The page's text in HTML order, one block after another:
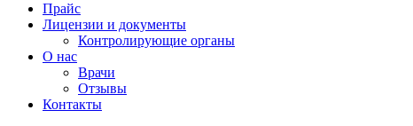
Прайс
Лицензии и документы
Контролирующие органы
О нас
Врачи
Отзывы
Контакты